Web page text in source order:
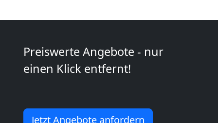
Preiswerte Angebote - nur
einen Klick entfernt!
Jetzt Angebote anfordern
Wiener
Mini